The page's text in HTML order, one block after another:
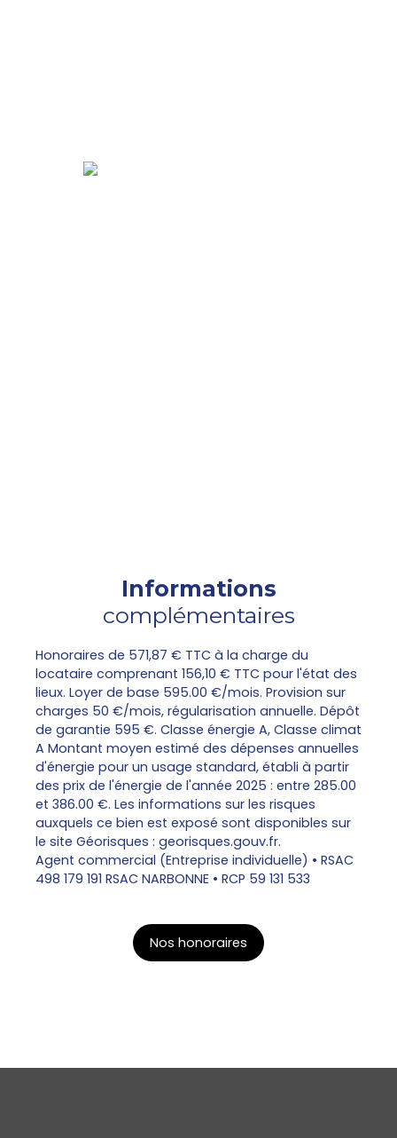
Informations
complémentaires
Honoraires de 571,87 € TTC à la charge du
locataire comprenant 156,10 € TTC pour l'état des
lieux. Loyer de base 595.00 €/mois. Provision sur
charges 50 €/mois, régularisation annuelle. Dépôt
de garantie 595 €. Classe énergie A, Classe climat
A Montant moyen estimé des dépenses annuelles
d'énergie pour un usage standard, établi à partir
des prix de l'énergie de l'année 2025 : entre 285.00
et 386.00 €. Les informations sur les risques
auxquels ce bien est exposé sont disponibles sur
le site Géorisques : georisques.gouv.fr.
Agent commercial (Entreprise individuelle) • RSAC
498 179 191 RSAC NARBONNE • RCP 59 131 533
Nos honoraires